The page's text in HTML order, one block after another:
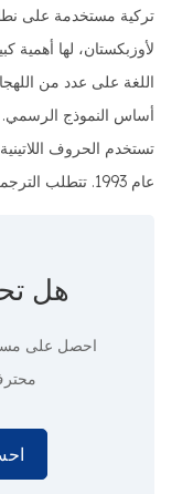
تركية مستخدمة على
اللغة على عدد من
أساس النموذج الرسمي.
تستخدم الحروف
عام 1993. تتطلب الترجمة الفعالة فهم تاريخ اللغة الأوزبكية.
هل
احصل على